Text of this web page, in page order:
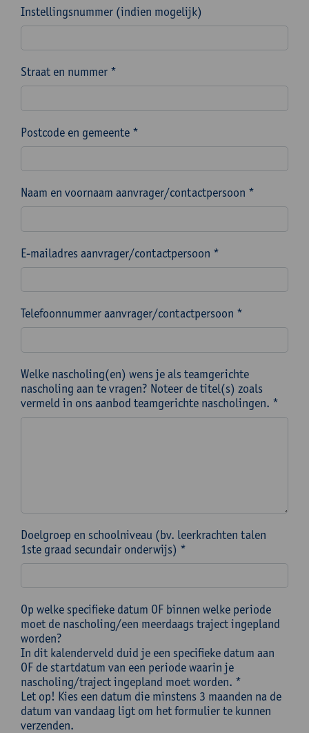
Instellingsnummer (indien mogelijk)
Straat en nummer *
Postcode en gemeente *
Naam en voornaam aanvrager/contactpersoon *
E-mailadres aanvrager/contactpersoon *
Telefoonnummer aanvrager/contactpersoon *
Welke nascholing(en) wens je als teamgerichte
nascholing aan te vragen? Noteer de titel(s) zoals
vermeld in ons aanbod teamgerichte nascholingen. *
Doelgroep en schoolniveau (bv. leerkrachten talen
1ste graad secundair onderwijs) *
Op welke specifieke datum OF binnen welke periode
moet de nascholing/een meerdaags traject ingepland
worden?
In dit kalenderveld duid je een specifieke datum aan
OF de startdatum van een periode waarin je
nascholing/traject ingepland moet worden. *
Let op! Kies een datum die minstens 3 maanden na de
datum van vandaag ligt om het formulier te kunnen
verzenden.